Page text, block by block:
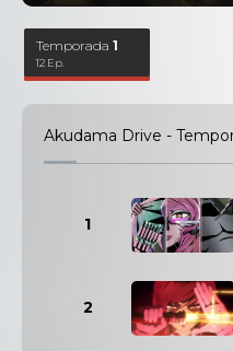
Temporada1
12 Ep.
Akudama Drive -
1
2